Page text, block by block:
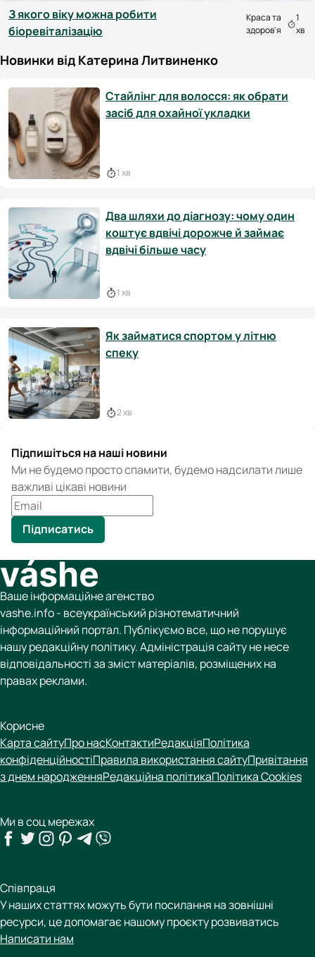
З якого віку можна робити
біоревіталізацію
Краса та
здоров'я
1
хв
Новинки від Катерина Литвиненко
Стайлінг для волосся: як обрати
засіб для охайної укладки
1 хв
Два шляхи до діагнозу: чому один
коштує вдвічі дорожче й займає
вдвічі більше часу
1 хв
Як займатися спортом у літню
спеку
2 хв
Підпишіться на наші новини
Ми не будемо просто спамити, будемо надсилати лише
важливі цікаві новини
Підписатись
Ваше інформаційне агенство
vashe.info - всеукраїнський різнотематичний
інформаційний портал. Публікуємо все, що не порушує
нашу редакційну політику. Адміністрація сайту не несе
відповідальності за зміст матеріалів, розміщених на
правах реклами.
Корисне
Карта сайтуПро насКонтактиРедакціяПолітика
конфіденційностіПравила використання сайтуПривітання
з днем народженняРедакційна політикаПолітика Cookies
Ми в соц мережах
Співпраця
У наших статтях можуть бути посилання на зовнішні
ресурси, це допомагає нашому проєкту розвиватись
Написати нам